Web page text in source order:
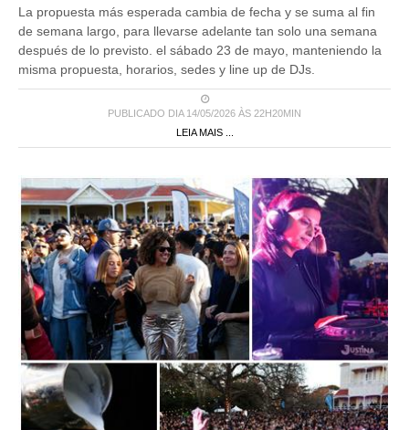
La propuesta más esperada cambia de fecha y se suma al fin
de semana largo, para llevarse adelante tan solo una semana
después de lo previsto. el sábado 23 de mayo, manteniendo la
misma propuesta, horarios, sedes y line up de DJs.
PUBLICADO DIA 14/05/2026 ÀS 22H20MIN
LEIA MAIS ...